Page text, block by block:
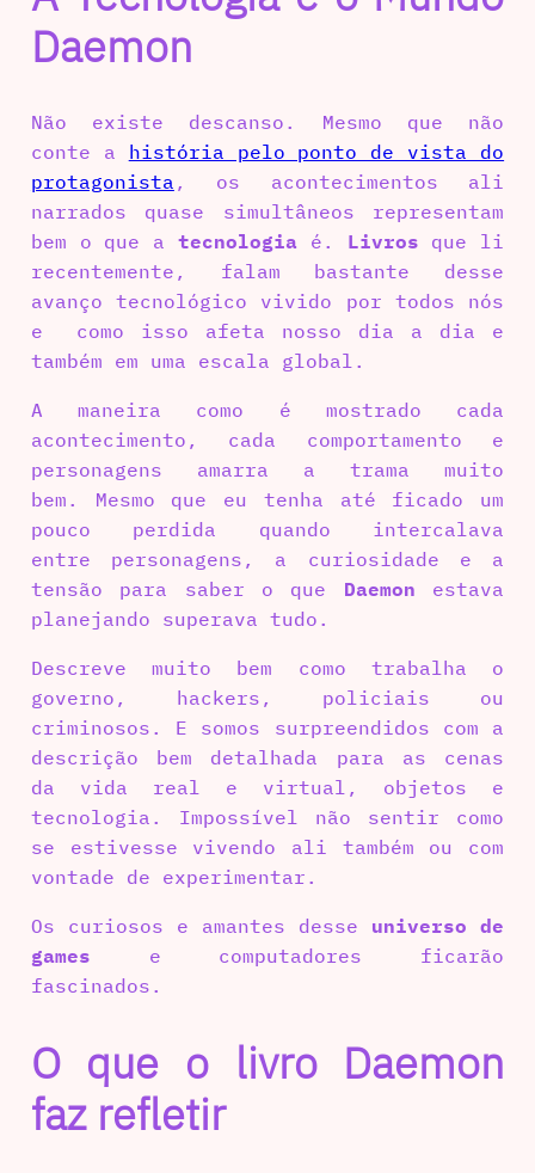
Daemon
Não existe descanso. Mesmo que não
conte a história pelo ponto de vista do
protagonista , os acontecimentos ali
narrados quase simultâneos representam
bem o que a tecnologia é. Livros que li
recentemente, falam bastante desse
avanço tecnológico vivido por todos nós
e como isso afeta nosso dia a dia e
também em uma escala global.
A maneira como é mostrado cada
acontecimento, cada comportamento e
personagens amarra a trama muito
bem. Mesmo que eu tenha até ficado um
pouco perdida quando intercalava
entre personagens, a curiosidade e a
tensão para saber o que Daemon estava
planejando superava tudo.
Descreve muito bem como trabalha o
governo, hackers, policiais ou
criminosos. E somos surpreendidos com a
descrição bem detalhada para as cenas
da vida real e virtual, objetos e
tecnologia. Impossível não sentir como
se estivesse vivendo ali também ou com
vontade de experimentar.
Os curiosos e amantes desse universo de
games e computadores ficarão
fascinados.
O que o livro Daemon
faz refletir